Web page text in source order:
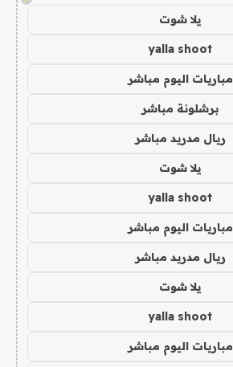
يلا شوت
yalla shoot
مباريات اليوم مباشر
برشلونة مباشر
ريال مدريد مباشر
يلا شوت
yalla shoot
مباريات اليوم مباشر
ريال مدريد مباشر
يلا شوت
yalla shoot
مباريات اليوم مباشر